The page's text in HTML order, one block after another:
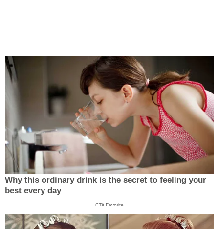
Why this ordinary drink is the secret to feeling your
best every day
CTA Favorite